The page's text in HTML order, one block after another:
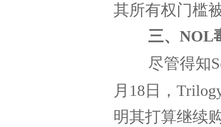
其所有权门槛
三、 NOL
尽管得知
月 18 日，
明其打算继续